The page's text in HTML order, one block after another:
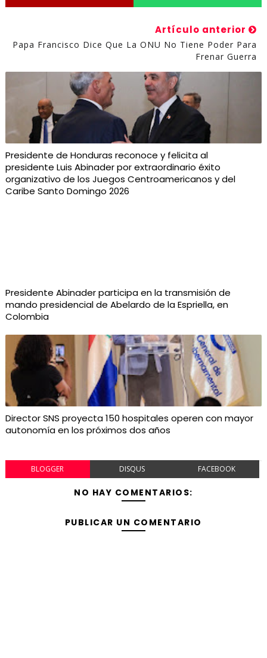
Artículo anterior
Papa Francisco Dice Que La ONU No Tiene Poder Para
Frenar Guerra
Presidente de Honduras reconoce y felicita al
presidente Luis Abinader por extraordinario éxito
organizativo de los Juegos Centroamericanos y del
Caribe Santo Domingo 2026
Presidente Abinader participa en la transmisión de
mando presidencial de Abelardo de la Espriella, en
Colombia
Director SNS proyecta 150 hospitales operen con mayor
autonomía en los próximos dos años
BLOGGER DISQUS FACEBOOK
NO HAY COMENTARIOS:
PUBLICAR UN COMENTARIO